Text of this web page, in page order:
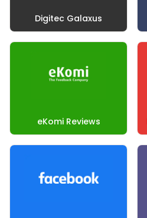
Digitec Galaxus
eKomi Reviews